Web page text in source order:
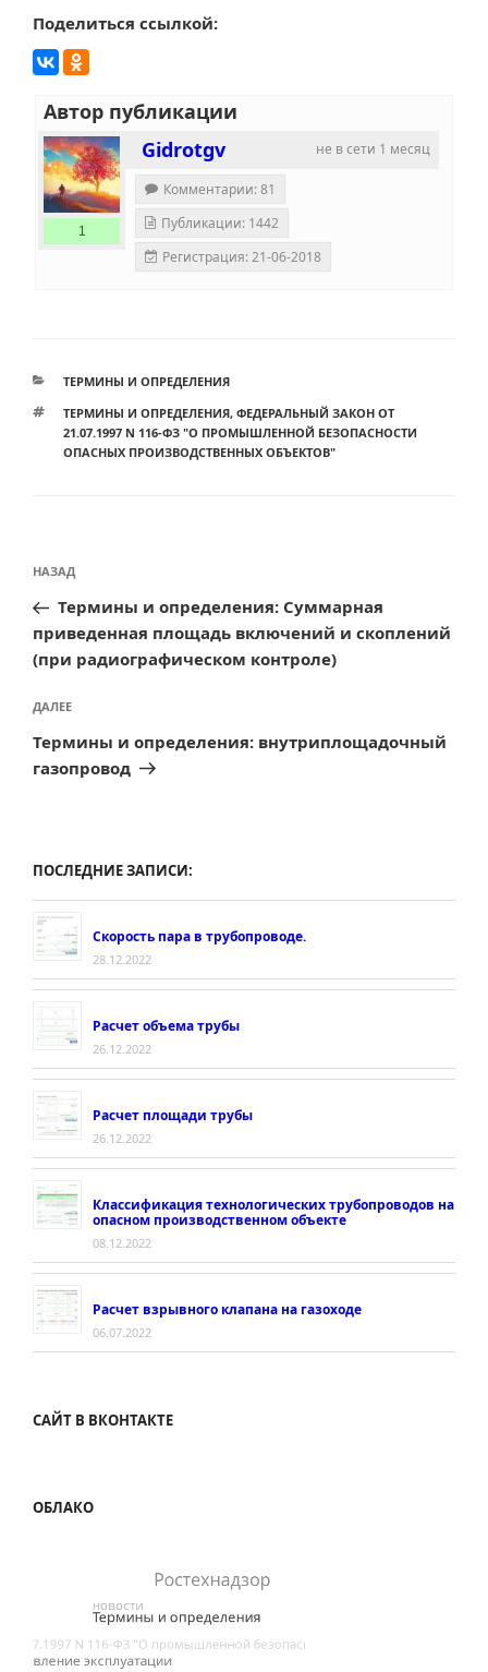
Поделиться ссылкой:
Автор публикации
не в сети 1 месяц
Gidrotgv
1
Комментарии: 81
Публикации: 1442
Регистрация: 21-06-2018
РУБРИКИ
ТЕРМИНЫ И ОПРЕДЕЛЕНИЯ
МЕТКИ
ТЕРМИНЫ И ОПРЕДЕЛЕНИЯ, ФЕДЕРАЛЬНЫЙ ЗАКОН ОТ
21.07.1997 N 116-ФЗ "О ПРОМЫШЛЕННОЙ БЕЗОПАСНОСТИ
ОПАСНЫХ ПРОИЗВОДСТВЕННЫХ ОБЪЕКТОВ"
Навигация
записям
Предыдущая
запись:
НАЗАД
Термины и определения: Суммарная
приведенная площадь включений и скоплений
(при радиографическом контроле)
Следующая
запись
ДАЛЕЕ
Термины и определения: внутриплощадочный
газопровод
ПОСЛЕДНИЕ ЗАПИСИ:
Скорость пара в трубопроводе.
28.12.2022
Расчет объема трубы
26.12.2022
Расчет площади трубы
26.12.2022
Классификация технологических трубопроводов на
опасном производственном объекте
08.12.2022
Расчет взрывного клапана на газоходе
06.07.2022
САЙТ В ВКОНТАКТЕ
ОБЛАКО